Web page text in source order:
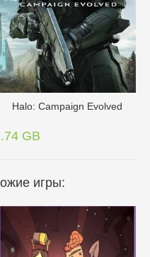
Halo: Campaign Evolved
GB
игры: